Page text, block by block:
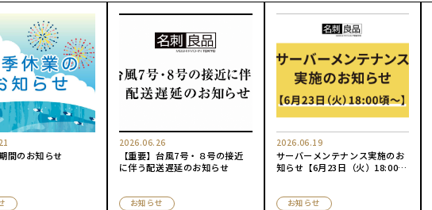
間のお知らせ
2026.06.26
【重要】台風7号・８号の接近
に伴う配送遅延のお知らせ
お知らせ
2026.06.19
サーバーメンテナンス実施のお
知らせ【6月23日（火）18:00
お知らせ